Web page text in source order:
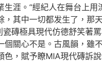
涯。“經紀人在舞台上
，其中一切都发生了，那
磚極具現代仿德舒笑著
關心不是。古風韻，
，賦予瞭MIA現代磚訴